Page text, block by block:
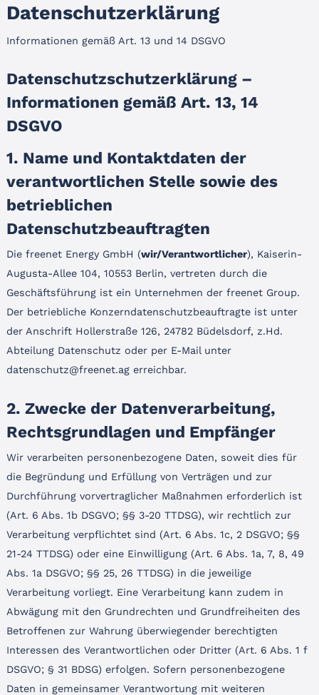
Datenschutzerklärung
Informationen gemäß Art. 13 und 14 DSGVO
Datenschutzschutzerklärung –
Informationen gemäß Art. 13, 14
DSGVO
1. Name und Kontaktdaten der
verantwortlichen Stelle sowie des
betrieblichen
Datenschutzbeauftragten
Die freenet Energy GmbH (wir/Verantwortlicher), Kaiserin-
Augusta-Allee 104, 10553 Berlin, vertreten durch die
Geschäftsführung ist ein Unternehmen der freenet Group.
Der betriebliche Konzerndatenschutzbeauftragte ist unter
der Anschrift Hollerstraße 126, 24782 Büdelsdorf, z.Hd.
Abteilung Datenschutz oder per E-Mail unter
datenschutz@freenet.ag erreichbar.
2. Zwecke der Datenverarbeitung,
Rechtsgrundlagen und Empfänger
Wir verarbeiten personenbezogene Daten, soweit dies für
die Begründung und Erfüllung von Verträgen und zur
Durchführung vorvertraglicher Maßnahmen erforderlich ist
(Art. 6 Abs. 1b DSGVO; §§ 3-20 TTDSG), wir rechtlich zur
Verarbeitung verpflichtet sind (Art. 6 Abs. 1c, 2 DSGVO; §§
21-24 TTDSG) oder eine Einwilligung (Art. 6 Abs. 1a, 7, 8, 49
Abs. 1a DSGVO; §§ 25, 26 TTDSG) in die jeweilige
Verarbeitung vorliegt. Eine Verarbeitung kann zudem in
Abwägung mit den Grundrechten und Grundfreiheiten des
Betroffenen zur Wahrung überwiegender berechtigten
Interessen des Verantwortlichen oder Dritter (Art. 6 Abs. 1 f
DSGVO; § 31 BDSG) erfolgen. Sofern personenbezogene
Daten in gemeinsamer Verantwortung mit weiteren